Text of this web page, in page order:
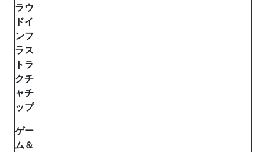
ラウ
ドイ
ンフ
ラス
トラ
クチ
ャチ
ップ
ゲー
ム＆